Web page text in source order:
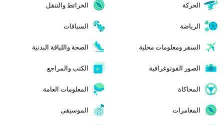
الحركة الخرائط والتنقل
الرياضة السباقات
السفر ومعلومات محلية الصحة واللياقة البدنية
الصور الفوتوغرافية الكتب والمراجع
المحاكاة المعلومات العامة
المغامرات الموسيقى